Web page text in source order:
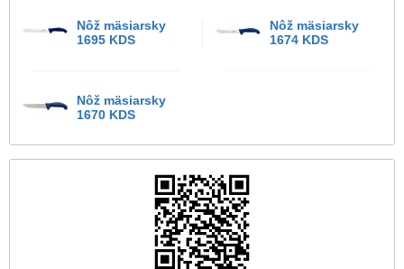
Nôž mäsiarsky
1695 KDS
Nôž mäsiarsky
1674 KDS
Nôž mäsiarsky
1670 KDS